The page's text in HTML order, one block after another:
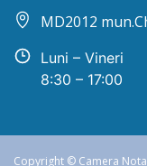
MD2012
Luni – Vineri
8:30 – 17:00
Copyright © Camera